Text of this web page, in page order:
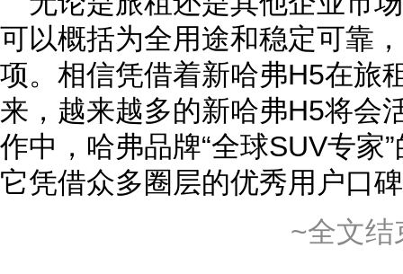
可以概括为全用途和稳定可靠
项。相信凭借着新哈弗H5在旅
来，越来越多的新哈弗H5将会
作中，哈弗品牌“全球SUV专家
它凭借众多圈层的优秀用户口
~全文结